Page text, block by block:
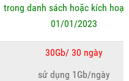
trong danh sách hoặc kích
01/01/2023
30Gb/ 30 ngày
sử dụng 1Gb/ngày